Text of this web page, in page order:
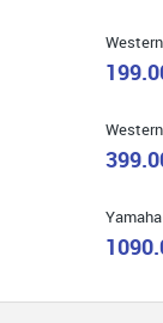
Quelle: Google-